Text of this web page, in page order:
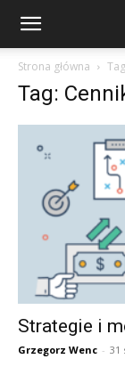
ProductVision
Strona główna
Tag:
Strategie i
Grzegorz Wenc - 31